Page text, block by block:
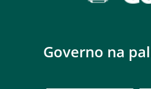
Governo na